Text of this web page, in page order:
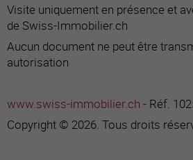
Visite uniquement en présence et
de Swiss-Immobilier.ch
Aucun document ne peut être
autorisation
www.swiss-immobilier.ch - Réf.
Copyright © 2026. Tous droits